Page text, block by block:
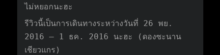
ไม่หยอกนะฮะ
รีวิวนี้เป็นการเดินทางระหว่างวันที่ 26 พย.
2016 – 1 ธค. 2016 นะฮะ (ดองซะนาน
เชียวแกร)